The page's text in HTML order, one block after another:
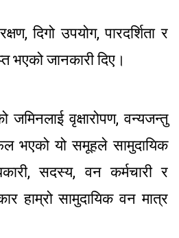
दिगो उपयोग, पारदर्शिता र
भएको जानकारी दिए।
वृक्षारोपण, वन्यजन्तु
भएको यो समूहले सामुदायिक
सदस्य, वन कर्मचारी र
हाम्रो सामुदायिक वन मात्र